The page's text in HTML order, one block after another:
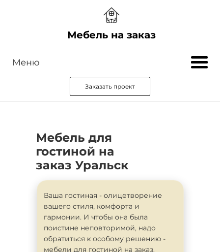
Мебель на заказ
Меню
Заказать проект
Мебель для
гостиной на
заказ Уральск
Ваша гостиная - олицетворение
вашего стиля, комфорта и
гармонии. И чтобы она была
поистине неповторимой, надо
обратиться к особому решению -
мебели для гостиной на заказ.